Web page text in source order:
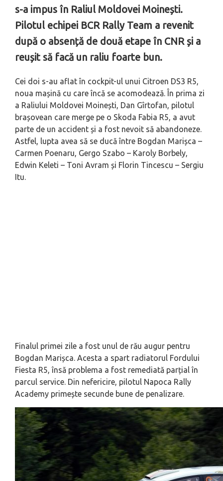
s-a impus în Raliul Moldovei Moinești.
Pilotul echipei BCR Rally Team a revenit
după o absență de două etape în CNR și a
reușit să facă un raliu foarte bun.
Cei doi s-au aflat în cockpit-ul unui Citroen DS3 R5,
noua mașină cu care încă se acomodează. În prima zi
a Raliului Moldovei Moinești, Dan Gîrtofan, pilotul
brașovean care merge pe o Skoda Fabia R5, a avut
parte de un accident și a fost nevoit să abandoneze.
Astfel, lupta avea să se ducă între Bogdan Marișca –
Carmen Poenaru, Gergo Szabo – Karoly Borbely,
Edwin Keleti – Toni Avram și Florin Tincescu – Sergiu
Itu.
Finalul primei zile a fost unul de rău augur pentru
Bogdan Marișca. Acesta a spart radiatorul Fordului
Fiesta R5, însă problema a fost remediată parțial în
parcul service. Din nefericire, pilotul Napoca Rally
Academy primește secunde bune de penalizare.